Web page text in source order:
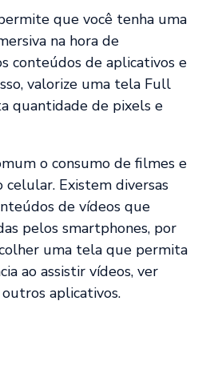
que você tenha uma
na hora de
conteúdos de aplicativos e
valorize uma tela Full
quantidade de pixels e
o consumo de filmes e
Existem diversas
de vídeos que
pelos smartphones, por
uma tela que permita
ao assistir vídeos, ver
aplicativos.